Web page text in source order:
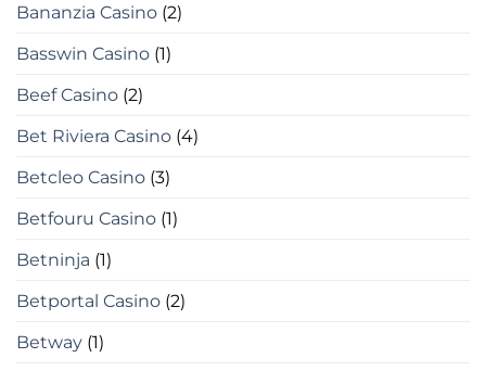
Bananzia Casino (2)
Basswin Casino (1)
Beef Casino (2)
Bet Riviera Casino (4)
Betcleo Casino (3)
Betfouru Casino (1)
Betninja (1)
Betportal Casino (2)
Betway (1)